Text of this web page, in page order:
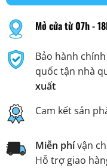
Mở cửa từ 07h -
Bảo hành
quốc tận nhà
xuất
Cam kết sản
Miễn phívận
Hỗ trợ giao